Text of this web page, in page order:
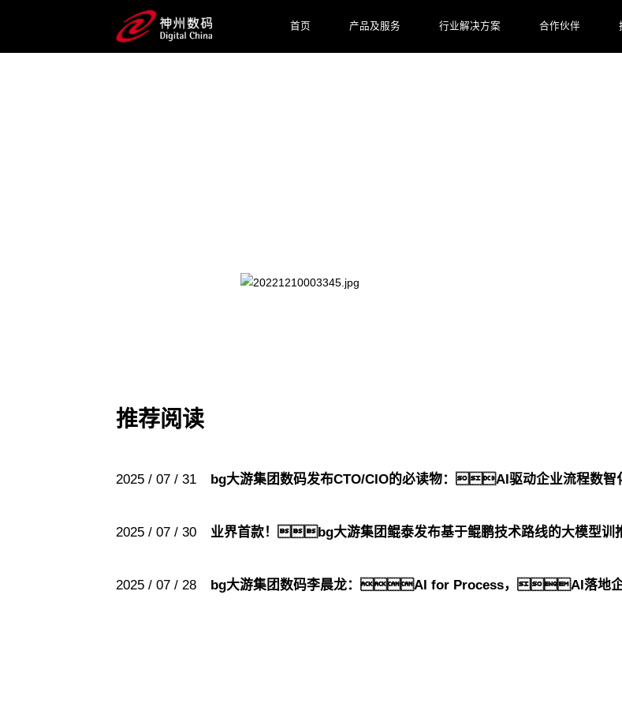
首页 产品及服务 行业解决方案 合作伙伴
推荐阅读
2025 / 07 / 31 bg大游集团数码发布CTO/CIO的必读物：AI驱动企业流程数智
2025 / 07 / 30 业界首款！bg大游集团鲲泰发布基于鲲鹏技术路线的大模型
2025 / 07 / 28 bg大游集团数码李晨龙：AI for Process，AI落地企